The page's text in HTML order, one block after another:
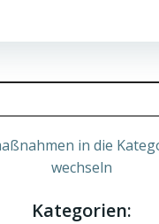
in die
wechseln
Kategorien: